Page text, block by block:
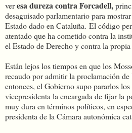
veresa dureza contra Forcadell,
desaguisado parlamentario para
Estado dado en Cataluña. El código
atentado que ha cometido contra la
el Estado de Derecho y contra la
Están lejos los tiempos en que los
recaudo por admitir la proclamación
entonces, el Gobierno supo pararlos
vicepresidenta la encargada de fijar la
muy dura en términos políticos, en
presidenta de la Cámara autonómica